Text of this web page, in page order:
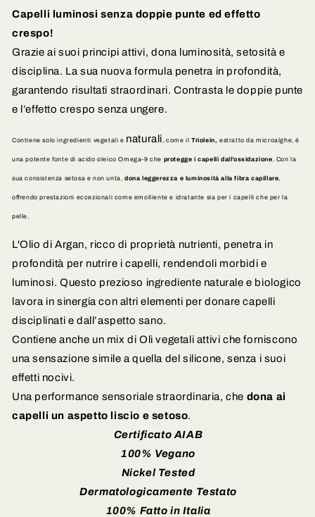
capelli
-
Olio
di
Argan
capelli
Olio
di
Argan
Capelli luminosi senza doppie punte ed effetto
crespo!
Grazie ai suoi principi attivi, dona luminosità, setosità e
disciplina. La sua nuova formula penetra in profondità,
garantendo risultati straordinari. Contrasta le doppie punte
e l’effetto crespo senza ungere.
Contiene solo ingredienti vegetali e naturali , come ilTriolein,estratto da microalghe, è
una potente fonte di acido oleico Omega-9 che protegge i capelli dall’ossidazione . Con la
sua consistenza setosa e non unta,dona leggerezza e luminosità alla fibra capillare
offrendo prestazioni eccezionali come emolliente e idratante sia per i capelli che per la
pelle.
L'Olio di Argan, ricco di proprietà nutrienti, penetra in
profondità per nutrire i capelli, rendendoli morbidi e
luminosi. Questo prezioso ingrediente naturale e biologico
lavora in sinergia con altri elementi per donare capelli
disciplinati e dall’aspetto sano.
Contiene anche un mix di Oli vegetali attivi cheforniscono
una sensazione simile a quella del silicone, senza i suoi
effetti nocivi.
Una performance sensoriale straordinaria, che dona ai
capelli un aspetto liscio e setoso.
Certificato AIAB
100% Vegano
Nickel Tested
Dermatologicamente Testato
100% Fatto in Italia